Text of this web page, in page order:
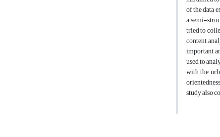
of the data
a semi-
tried to
content
important
used to
with the
study also